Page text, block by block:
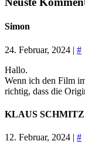
Simon
24. Februar, 2024 | #
Hallo.
Wenn ich den Film
richtig, dass die
KLAUS SCHMITZ
12. Februar, 2024 | #